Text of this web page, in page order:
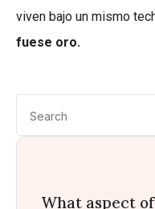
viven bajo un mismo
fuese oro.
What aspect